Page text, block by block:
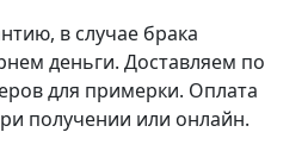
в случае брака
деньги. Доставляем по
для примерки. Оплата
получении или онлайн.